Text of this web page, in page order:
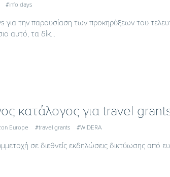
#info days
για την παρουσίαση των προκηρύξεων του
αυτό, τα δίκ...
κατάλογος για travel
Europe #travel grants #WIDERA
σε διεθνείς εκδηλώσεις δικτύωσης από